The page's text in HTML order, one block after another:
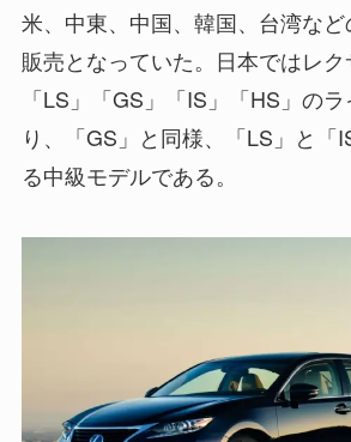
米、中東、中国、韓国、台湾な
販売となっていた。日本ではレ
「LS」「GS」「IS」「HS」の
り、「GS」と同様、「LS」と「
る中級モデルである。